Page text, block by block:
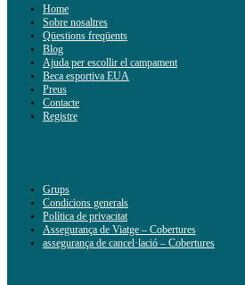
Home
Sobre nosaltres
Qüestions freqüents
Blog
Ajuda per escollir el campament
Beca esportiva EUA
Preus
Contacte
Registre
Grups
Condicions generals
Política de privacitat
Assegurança de Viatge – Cobertures
assegurança de cancel·lació – Cobertures